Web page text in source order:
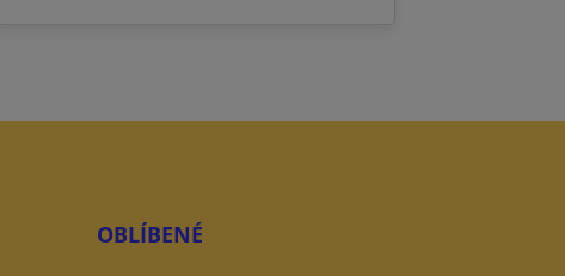
OBLÍBENÉ